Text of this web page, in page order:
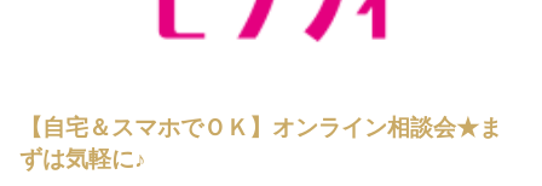
【自宅＆スマホでＯＫ】オンライン相談会★ま
ずは気軽に♪